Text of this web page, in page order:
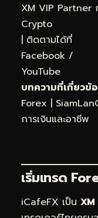
XM VIP Partner
Crypto
| ติดตามได้ที่
Facebook /
YouTube
บทความที่เกี่ยวข้
Forex |
การเงินและอาชีพ
เริ่มเทรด
iCafeFX เป็น